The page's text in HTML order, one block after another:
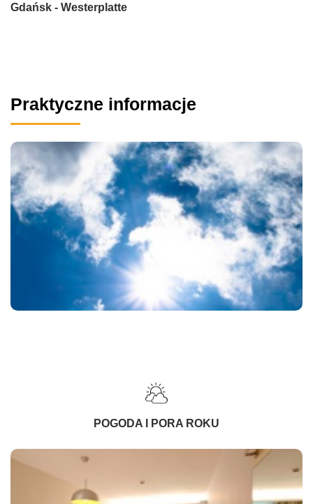
Gdańsk - Westerplatte
Praktyczne informacje
POGODA I PORA ROKU